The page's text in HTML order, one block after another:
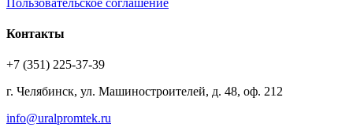
Контакты
+7 (351) 225-37-39
г. Челябинск, ул. Машиностроителей, д. 48, оф. 212
info@uralpromtek.ru